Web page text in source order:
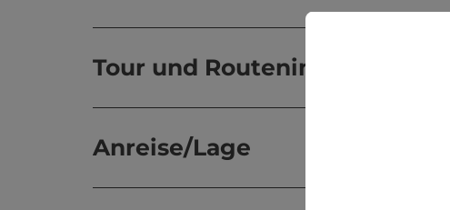
Tour und Routeninformationen
Anreise/Lage